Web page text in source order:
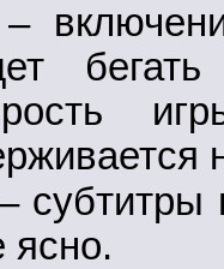
субтитры
ясно.